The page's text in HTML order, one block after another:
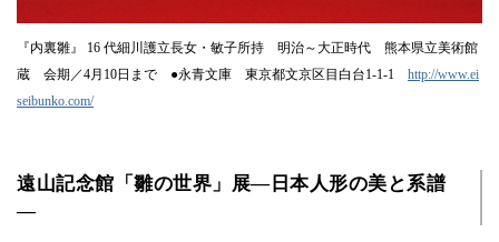
『内裏雛』 16 代細川護立長女・敏子所持 明治～大正時代 熊本県立美術館
蔵 会期／4月10日まで ●永青文庫 東京都文京区目白台1-1-1 http://www.ei
seibunko.com/
遠山記念館「雛の世界」展―日本人形の美と系譜
―